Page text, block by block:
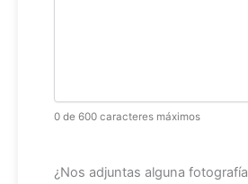
0 de 600 caracteres máximos
Archivo
¿Nos adjuntas alguna